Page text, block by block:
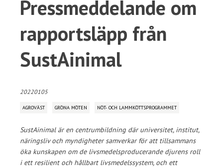
Pressmeddelande om
rapportsläpp från
SustAinimal
20220105
AGROVÄST GRÖNA MÖTEN NÖT- OCH LAMMKÖTTSPROGRAMMET
SustAinimal är en centrumbildning där universitet, institut,
näringsliv och myndigheter samverkar för att tillsammans
öka kunskapen om de livsmedelsproducerande djurens roll
i ett resilient och hållbart livsmedelssystem, och ett